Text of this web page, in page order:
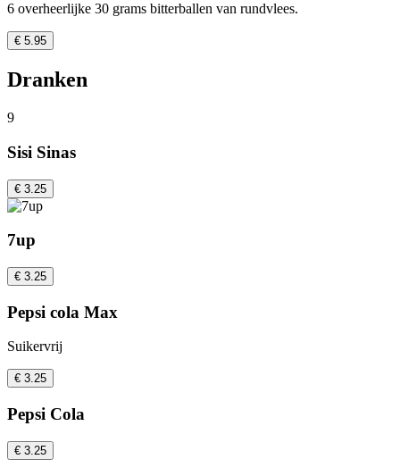
6 overheerlijke 30 grams bitterballen van rundvlees.
€ 5.95
Dranken
9
Sisi Sinas
€ 3.25
7up
€ 3.25
Pepsi cola Max
Suikervrij
€ 3.25
Pepsi Cola
€ 3.25